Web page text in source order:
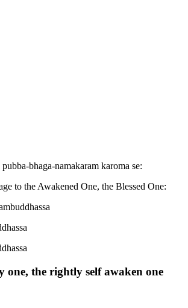
bhaga-namakaram karoma se:
to the Awakened One, the Blessed One:
one, the rightly self awaken one